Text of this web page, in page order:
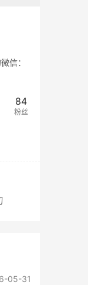
信：
84
粉丝
05-31